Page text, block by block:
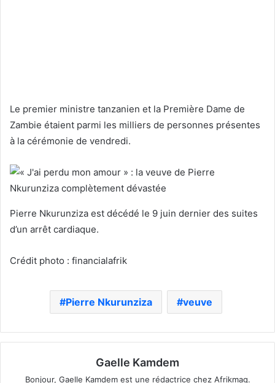
Le premier ministre tanzanien et la Première Dame de
Zambie étaient parmi les milliers de personnes présentes
à la cérémonie de vendredi.
Pierre Nkurunziza est décédé le 9 juin dernier des suites
d’un arrêt cardiaque.
Crédit photo : financialafrik
Pierre Nkurunziza veuve
Gaelle Kamdem
Bonjour, Gaelle Kamdem est une rédactrice chez Afrikmag.